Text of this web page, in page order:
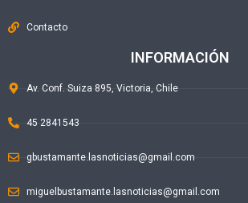
Contacto
INFORMACIÓN
Av. Conf. Suiza 895, Victoria, Chile
45 2841543
gbustamante.lasnoticias@gmail.com
miguelbustamante.lasnoticias@gmail.com